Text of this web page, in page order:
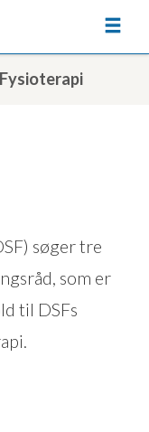
søger tre
som er
til DSFs